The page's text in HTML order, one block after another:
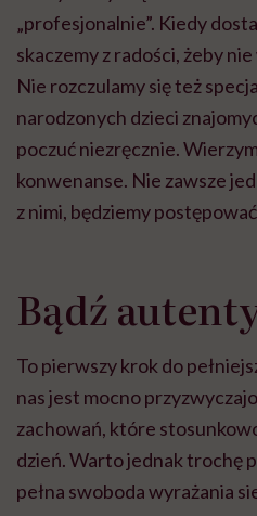
„profesjonalnie”. Kiedy
skaczemy z radości, żeby
Nie rozczulamy się też
narodzonych dzieci
poczuć niezręcznie.
konwenanse. Nie zawsze
z nimi, będziemy
Bądź
To pierwszy krok do
nas jest mocno
zachowań, które
dzień. Warto jednak trochę
pełna swoboda wyrażania